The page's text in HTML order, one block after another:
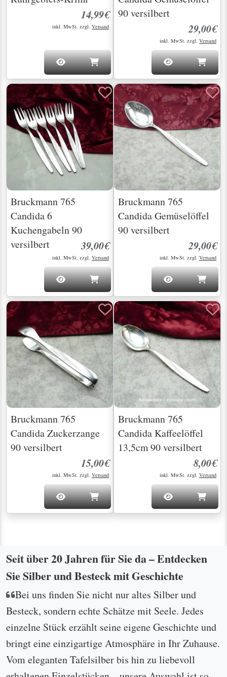
14,99€
inkl. MwSt. zzgl. Versand
90 versilbert
29,00€
inkl. MwSt. zzgl. Versand
Bruckmann 765
Candida 6
Kuchengabeln 90
versilbert
39,00€
inkl. MwSt. zzgl. Versand
Bruckmann 765
Candida Gemüselöffel
90 versilbert
29,00€
inkl. MwSt. zzgl. Versand
Bruckmann 765
Candida Zuckerzange
90 versilbert
15,00€
inkl. MwSt. zzgl. Versand
Bruckmann 765
Candida Kaffeelöffel
13,5cm 90 versilbert
8,00€
inkl. MwSt. zzgl. Versand
Seit über 20 Jahren für Sie da – Entdecken
Sie Silber und Besteck mit Geschichte
Bei uns finden Sie nicht nur altes Silber und
Besteck, sondern echte Schätze mit Seele. Jedes
einzelne Stück erzählt seine eigene Geschichte und
bringt eine einzigartige Atmosphäre in Ihr Zuhause.
Vom eleganten Tafelsilber bis hin zu liebevoll